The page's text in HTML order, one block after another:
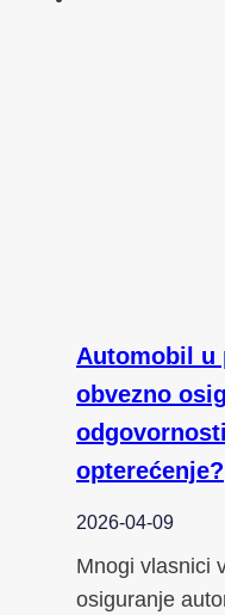
Automobil u
obvezno
opterećenje?
2026-04-09
Mnogi vlasnici
osiguranje